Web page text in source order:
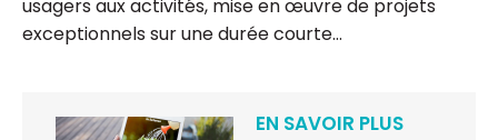
usagers aux activités, mise en œuvre de projets
exceptionnels sur une durée courte…
EN SAVOIR PLUS